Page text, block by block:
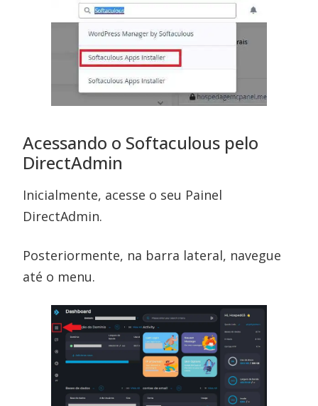
Acessando o Softaculous pelo
DirectAdmin
Inicialmente, acesse o seu Painel
DirectAdmin.
Posteriormente, na barra lateral, navegue
até o menu.